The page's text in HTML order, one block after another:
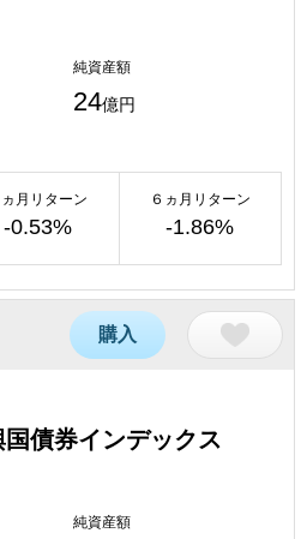
純資産額
24億円
ヵ月リターン
-0.53%
６ヵ月リターン
-1.86%
購入
国債券インデックス
純資産額